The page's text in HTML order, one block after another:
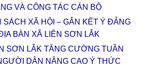
VÀ CÔNG TÁC CÁN BỘ
SÁCH XÃ HỘI – GẮN KẾT Ý ĐẢNG
BÀN XÃ LIÊN SƠN LẮK
SƠN LẮK TĂNG CƯỜNG TUẦN
DÂN NÂNG CAO Ý THỨC